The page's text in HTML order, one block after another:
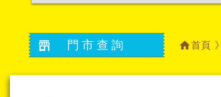
門市查詢 首頁